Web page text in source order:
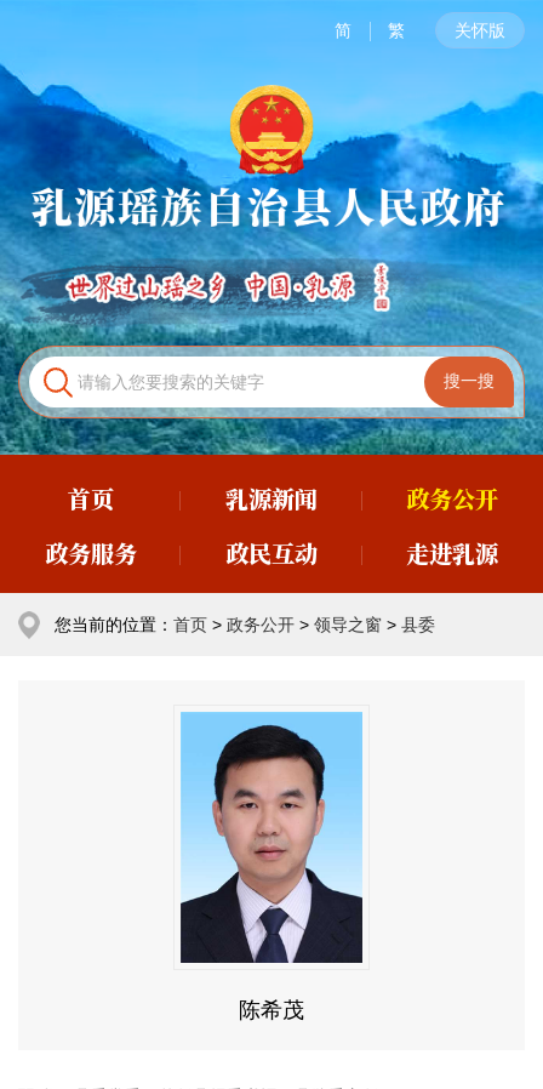
简 繁 关怀版
首页 乳源新闻
政务公开
政务服务
政民互动 走进乳源
您当前的位置： 首页 > 政务公开 > 领导之窗 > 县委
陈希茂